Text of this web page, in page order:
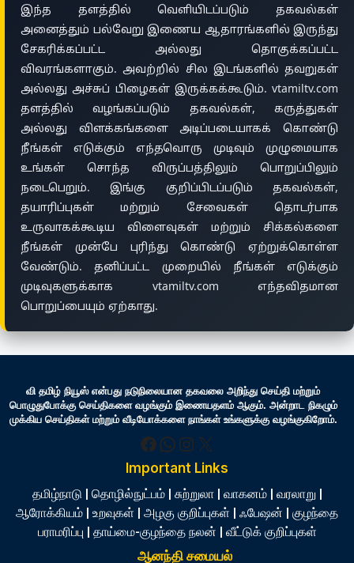
இந்த தளத்தில் வெளியிடப்படும் தகவல்கள்
அனைத்தும் பல்வேறு இணைய ஆதாரங்களில் இருந்து
சேகரிக்கப்பட்ட அல்லது தொகுக்கப்பட்ட
விவரங்களாகும். அவற்றில் சில இடங்களில் தவறுகள்
அல்லது அச்சுப் பிழைகள் இருக்கக்கூடும். vtamiltv.com
தளத்தில் வழங்கப்படும் தகவல்கள், கருத்துகள்
அல்லது விளக்கங்களை அடிப்படையாகக் கொண்டு
நீங்கள் எடுக்கும் எந்தவொரு முடிவும் முழுமையாக
உங்கள் சொந்த விருப்பத்திலும் பொறுப்பிலும்
நடைபெறும். இங்கு குறிப்பிடப்படும் தகவல்கள்,
தயாரிப்புகள் மற்றும் சேவைகள் தொடர்பாக
உருவாகக்கூடிய விளைவுகள் மற்றும் சிக்கல்களை
நீங்கள் முன்பே புரிந்து கொண்டு ஏற்றுக்கொள்ள
வேண்டும். தனிப்பட்ட முறையில் நீங்கள் எடுக்கும்
முடிவுகளுக்காக vtamiltv.com எந்தவிதமான
பொறுப்பையும் ஏற்காது.
வி தமிழ் நியூஸ் என்பது நடுநிலையான தகவலை அறிந்து செய்தி மற்றும்
பொழுதுபோக்கு செய்திகளை வழங்கும் இணையதளம் ஆகும். அன்றாட நிகழும்
முக்கிய செய்திகள் மற்றும் வீடியோக்களை நாங்கள் உங்களுக்கு வழங்குகிறோம்.
Facebook
WhatsApp
Instagram
X
Important Links
தமிழ்நாடு | தொழில்நுட்பம்| சுற்றுலா| வாகனம்| வரலாறு |
ஆரோக்கியம் | உறவுகள் | அழகு குறிப்புகள் | ஃபேஷன் | குழந்தை
பராமரிப்பு | தாய்மை-குழந்தை நலன் | வீட்டுக் குறிப்புகள்
ஆனந்தி சமையல்